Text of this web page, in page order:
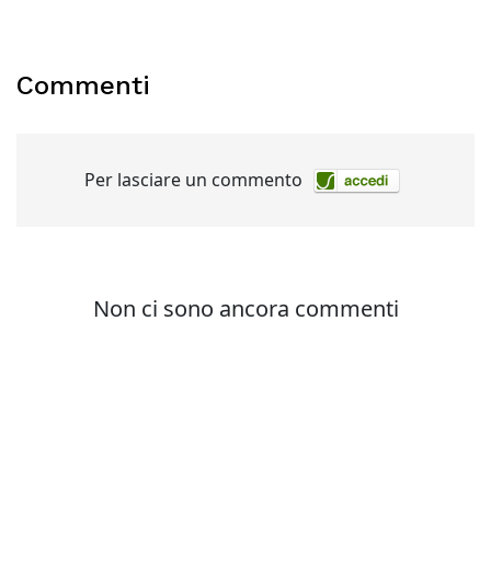
Commenti